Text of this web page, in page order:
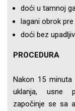
doći u tamnoj
lagani obrok
doći bez
PROCEDURA
Nakon 15
uklanja, usne
započinje se sa